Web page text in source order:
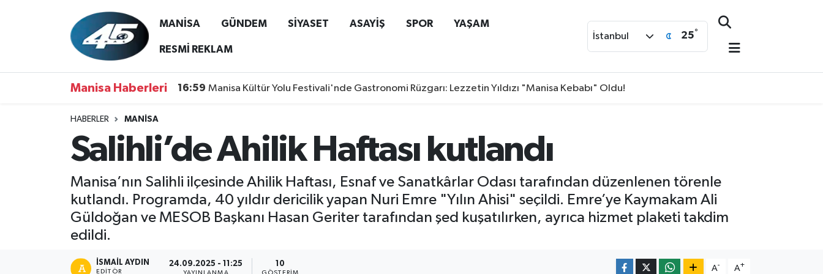
MANİSA GÜNDEM SİYASET ASAYİŞ SPOR YAŞAM
RESMİ REKLAM
İstanbul 25°
Manisa Haberleri 16:59 Manisa Kültür Yolu Festivali'nde Gastronomi Rüzgarı: Lezzetin Yıldızı "Manisa Kebabı" Oldu!
HABERLER MANİSA
Salihli’de Ahilik Haftası kutlandı
Manisa’nın Salihli ilçesinde Ahilik Haftası, Esnaf ve Sanatkârlar Odası tarafından düzenlenen törenle
kutlandı. Programda, 40 yıldır dericilik yapan Nuri Emre "Yılın Ahisi" seçildi. Emre’ye Kaymakam Ali
Güldoğan ve MESOB Başkanı Hasan Geriter tarafından şed kuşatılırken, ayrıca hizmet plaketi takdim
edildi.
İSMAIL AYDIN
EDITÖR
24.09.2025 - 11:25 10 A- A+
MANİSA
RESMİ REKLAM
Hava Durumu
Tüm Manşetler
Haber Arşivi